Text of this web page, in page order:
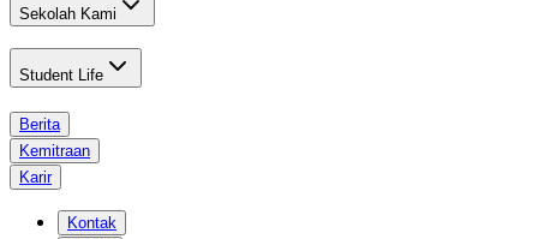
Sekolah Kami
Student Life
Berita
Kemitraan
Karir
Kontak